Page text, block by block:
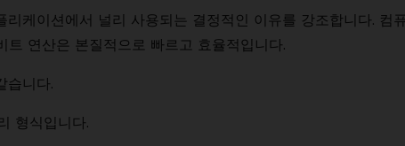
케이션에서 널리 사용되는 결정적인 이유를 강조합니다. 컴
연산은 본질적으로 빠르고 효율적입니다.
습니다.
형식입니다.